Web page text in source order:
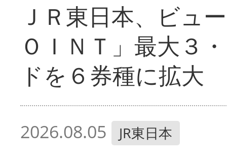
ＪＲ東日本、ビ
ＯＩＮＴ」最大３
ドを６券種に拡大
2026.08.05 JR東日本